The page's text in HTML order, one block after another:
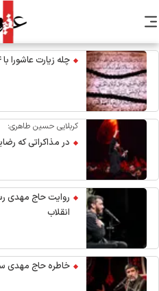
چله زیارت عاشورا با ۴راهکارِ خاص
کربلایی حسین طاهری:
در مذاکراتی که
روایت حاج مهدی
انقلاب
خاطره حاج مهدی